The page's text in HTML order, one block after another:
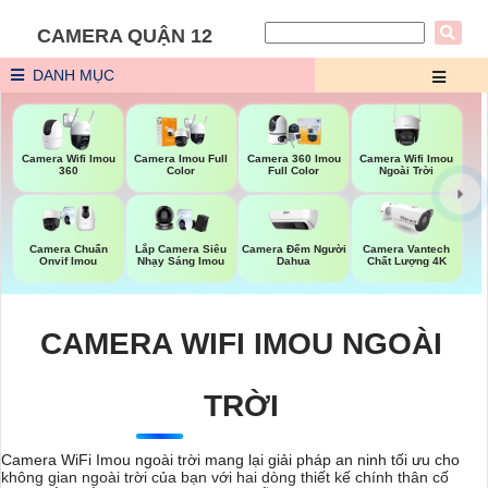
CAMERA QUẬN 12
DANH MỤC
Camera Wifi Imou
360
Camera Imou Full
Color
Camera 360 Imou
Full Color
Camera Wifi Imou
Ngoài Trời
Camera Chuẩn
Onvif Imou
Lắp Camera Siêu
Nhạy Sáng Imou
Camera Đếm Người
Dahua
Camera Vantech
Chất Lượng 4K
CAMERA WIFI IMOU NGOÀI
TRỜI
Camera WiFi Imou ngoài trời mang lại giải pháp an ninh tối ưu cho
không gian ngoài trời của bạn với hai dòng thiết kế chính thân cố